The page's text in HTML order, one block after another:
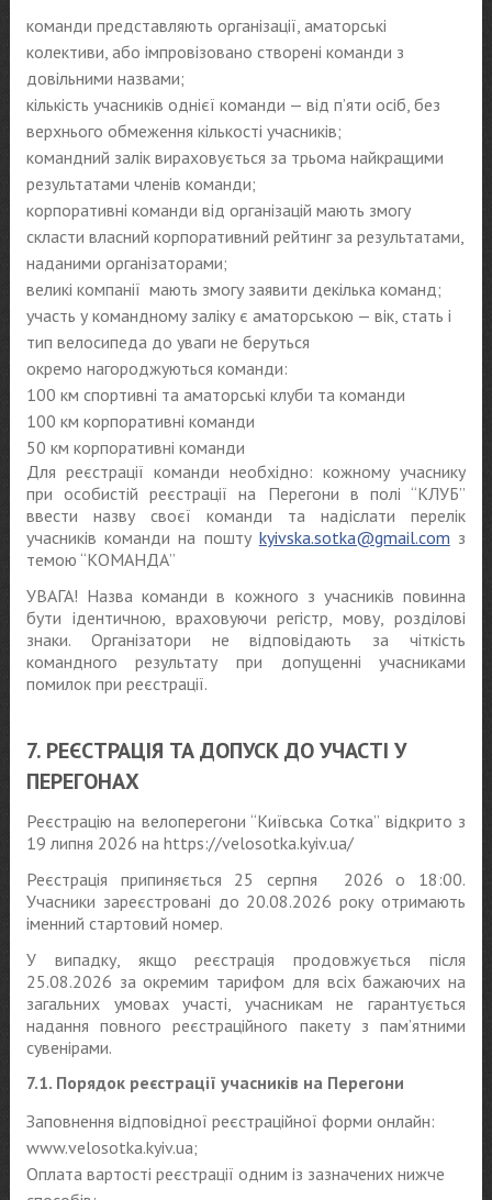
команди представляють організації, аматорські
колективи, або імпровізовано створені команди з
довільними назвами;
кількість учасників однієї команди — від п’яти осіб, без
верхнього обмеження кількості учасників;
командний залік вираховується за трьома найкращими
результатами членів команди;
корпоративні команди від організацій мають змогу
скласти власний корпоративний рейтинг за результатами,
наданими організаторами;
великі компанії мають змогу заявити декілька команд;
участь у командному заліку є аматорською — вік, стать і
тип велосипеда до уваги не беруться
окремо нагороджуються команди:
100 км спортивні та аматорські клуби та команди
100 км корпоративні команди
50 км корпоративні команди
Для реєстрації команди необхідно: кожному учаснику
при особистій реєстрації на Перегони в полі “КЛУБ”
ввести назву своєї команди та надіслати перелік
учасників команди на пошту kyivska.sotka@gmail.com з
темою “КОМАНДА”
УВАГА! Назва команди в кожного з учасників повинна
бути ідентичною, враховуючи регістр, мову, розділові
знаки. Організатори не відповідають за чіткість
командного результату при допущенні учасниками
помилок при реєстрації.
7. РЕЄСТРАЦІЯ ТА ДОПУСК ДО УЧАСТІ У
ПЕРЕГОНАХ
Реєстрацію на велоперегони “Київська Сотка” відкрито з
19 липня 2026 на https://velosotka.kyiv.ua/
Реєстрація припиняється 25 серпня 2026 о 18:00.
Учасники зареєстровані до 20.08.2026 року отримають
іменний стартовий номер.
У випадку, якщо реєстрація продовжується після
25.08.2026 за окремим тарифом для всіх бажаючих на
загальних умовах участі, учасникам не гарантується
надання повного реєстраційного пакету з пам’ятними
сувенірами.
7.1. Порядок реєстрації учасників на Перегони
Заповнення відповідної реєстраційної форми онлайн:
www.velosotka.kyiv.ua;
Оплата вартості реєстрації одним із зазначених нижче